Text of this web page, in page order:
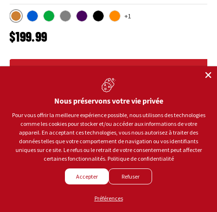
BronzeBleu Vert Gris MauveNoir Orange
+1
PRIX HABITUEL
$199.99
Nous préservons votre vie privée
Pour vous offrir la meilleure expérience possible, nous utilisons des technologies
comme les cookies pour stocker et/ou accéder aux informations de votre
appareil. En acceptant ces technologies, vous nous autorisez à traiter des
données telles que votre comportement de navigation ou vos identifiants
uniques sur ce site. Le refus ou le retrait de votre consentement peut affecter
certaines fonctionnalités. Politique de confidentialité
Accepter Refuser
Préférences